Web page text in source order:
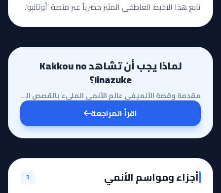
تابع هذا التخبط العاطفي المثير حصرياً عبر منصة 'أوتانيو'.
لماذا يجب أن تشاهد Kakkou no
Iinazuke؟
مقدمة وقصة الأنميفي عالم الأنمي المليء بالقصص التقليدية، يأتي أنمي Kakkou no Iinazuke ليقدم صياغة جد...
اقرأ المراجعة
أجزاء ومواسم الأنمي 1